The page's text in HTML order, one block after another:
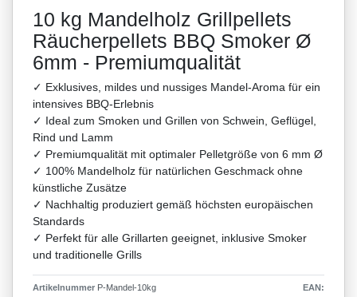
10 kg Mandelholz Grillpellets
Räucherpellets BBQ Smoker Ø
6mm - Premiumqualität
✓ Exklusives, mildes und nussiges Mandel-Aroma für ein
intensives BBQ-Erlebnis
✓ Ideal zum Smoken und Grillen von Schwein, Geflügel,
Rind und Lamm
✓ Premiumqualität mit optimaler Pelletgröße von 6 mm Ø
✓ 100% Mandelholz für natürlichen Geschmack ohne
künstliche Zusätze
✓ Nachhaltig produziert gemäß höchsten europäischen
Standards
✓ Perfekt für alle Grillarten geeignet, inklusive Smoker
und traditionelle Grills
Artikelnummer P-Mandel-10kg EAN: